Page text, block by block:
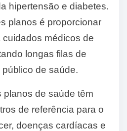
hipertensão e diabetes.
planos é proporcionar
médicos de
longas filas de
de saúde.
planos de saúde têm
de referência para o
doenças cardíacas e